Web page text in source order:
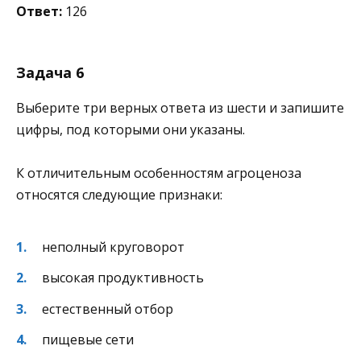
Ответ: 126
Задача 6
Выберите три верных ответа из шести и запишите
цифры, под которыми они указаны.
К отличительным особенностям агроценоза
относятся следующие признаки:
неполный круговорот
высокая продуктивность
естественный отбор
пищевые сети